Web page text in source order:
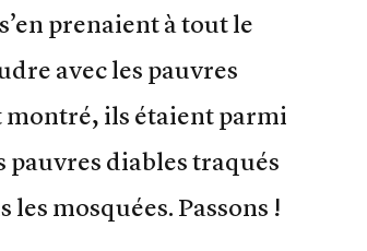
prenaient à tout le
avec les pauvres
montré, ils étaient parmi
pauvres diables traqués
mosquées. Passons !